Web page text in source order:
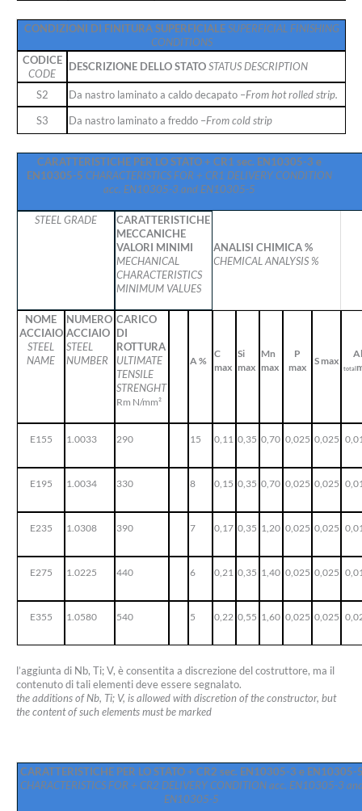
CONDIZIONI DI FINITURA SUPERFICIALESUPERFICIAL FINISHING
CONDITIONS
CODICE
CODE
DESCRIZIONE DELLO STATOSTATUS DESCRIPTION
S2 Da nastro laminato a caldo decapato –From hot rolled strip.
S3
Da nastro laminato a freddo –From cold strip
CARATTERISTICHE PER LO STATO + CR1 sec. EN10305-3 e
EN10305-5CHARACTERISTICS FOR + CR1 DELIVERY CONDITION
acc. EN10305-3 and EN10305-5
STEEL GRADE
CARATTERISTICHE
MECCANICHE
VALORI MINIMI
MECHANICAL
CHARACTERISTICS
MINIMUM VALUES
ANALISI CHIMICA %
CHEMICAL ANALYSIS %
NOME
ACCIAIO
STEEL
NAME
NUMERO
ACCIAIO
STEEL
NUMBER
CARICO
DI
ROTTURA
ULTIMATE
TENSILE
STRENGHT
Rm N/mm²
A %
C
max
Si
max
Mn
max
P
max
S max
Al
total
E155 1.0033 290 15 0,11 0,35 0,70 0,025 0,025
E195 1.0034 330 8 0,15 0,35 0,70 0,025 0,025
E235 1.0308 390 7 0,17 0,35 1,20 0,025 0,025
E275 1.0225 440 6 0,21 0,35 1,40 0,025 0,025
E355 1.0580 540 5 0,22 0,55 1,60 0,025 0,025
l’aggiunta di Nb, Ti; V, è consentita a discrezione del costruttore, ma il
contenuto di tali elementi deve essere segnalato.
the additions of Nb, Ti; V, is allowed with discretion of the constructor, but
the content of such elements must be marked
CARATTERISTICHE PER LO STATO + CR2 sec. EN10305-3 e EN10305-
CHARACTERISTICS FOR + CR2 DELIVERY CONDITION acc. EN10305-3
EN10305-5